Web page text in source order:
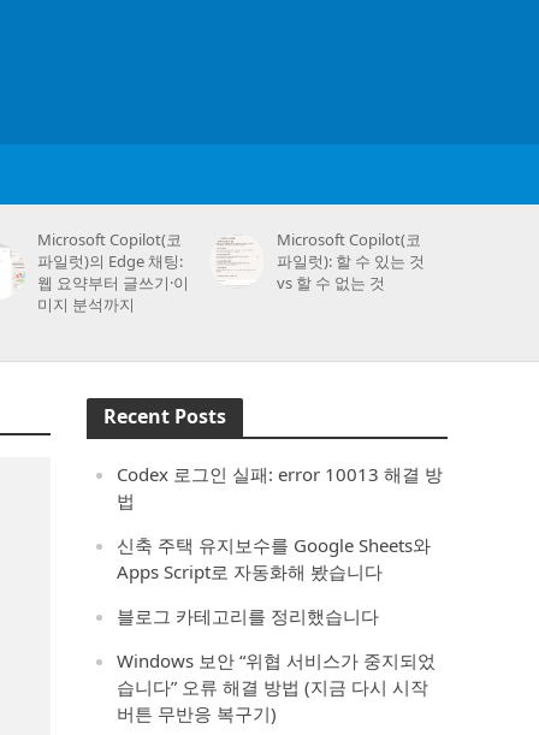
Microsoft Copilot(코
파일럿)의 Edge 채팅:
웹 요약부터 글쓰기·이
미지 분석까지
Microsoft Copilot(코
파일럿): 할 수 있는 것
vs 할 수 없는 것
Recent Posts
Codex 로그인 실패: error 10013 해결 방
법
신축 주택 유지보수를 Google Sheets와
Apps Script로 자동화해 봤습니다
블로그 카테고리를 정리했습니다
Windows 보안 “위협 서비스가 중지되었
습니다” 오류 해결 방법 (지금 다시 시작
버튼 무반응 복구기)